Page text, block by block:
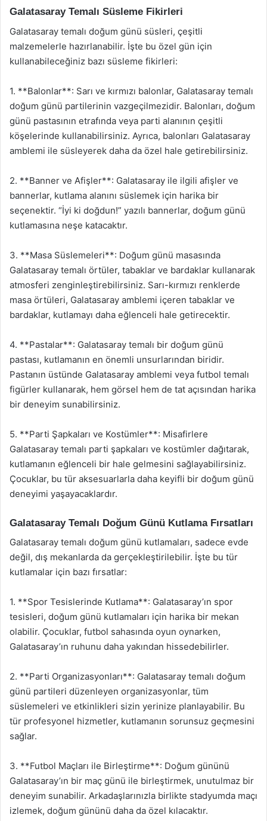
Galatasaray Temalı Süsleme Fikirleri
Galatasaray temalı doğum günü süsleri, çeşitli
malzemelerle hazırlanabilir. İşte bu özel gün için
kullanabileceğiniz bazı süsleme fikirleri:
1. **Balonlar**: Sarı ve kırmızı balonlar, Galatasaray temalı
doğum günü partilerinin vazgeçilmezidir. Balonları, doğum
günü pastasının etrafında veya parti alanının çeşitli
köşelerinde kullanabilirsiniz. Ayrıca, balonları Galatasaray
amblemi ile süsleyerek daha da özel hale getirebilirsiniz.
2. **Banner ve Afişler**: Galatasaray ile ilgili afişler ve
bannerlar, kutlama alanını süslemek için harika bir
seçenektir. “İyi ki doğdun!” yazılı bannerlar, doğum günü
kutlamasına neşe katacaktır.
3. **Masa Süslemeleri**: Doğum günü masasında
Galatasaray temalı örtüler, tabaklar ve bardaklar kullanarak
atmosferi zenginleştirebilirsiniz. Sarı-kırmızı renklerde
masa örtüleri, Galatasaray amblemi içeren tabaklar ve
bardaklar, kutlamayı daha eğlenceli hale getirecektir.
4. **Pastalar**: Galatasaray temalı bir doğum günü
pastası, kutlamanın en önemli unsurlarından biridir.
Pastanın üstünde Galatasaray amblemi veya futbol temalı
figürler kullanarak, hem görsel hem de tat açısından harika
bir deneyim sunabilirsiniz.
5. **Parti Şapkaları ve Kostümler**: Misafirlere
Galatasaray temalı parti şapkaları ve kostümler dağıtarak,
kutlamanın eğlenceli bir hale gelmesini sağlayabilirsiniz.
Çocuklar, bu tür aksesuarlarla daha keyifli bir doğum günü
deneyimi yaşayacaklardır.
Galatasaray Temalı Doğum Günü Kutlama Fırsatları
Galatasaray temalı doğum günü kutlamaları, sadece evde
değil, dış mekanlarda da gerçekleştirilebilir. İşte bu tür
kutlamalar için bazı fırsatlar:
1. **Spor Tesislerinde Kutlama**: Galatasaray’ın spor
tesisleri, doğum günü kutlamaları için harika bir mekan
olabilir. Çocuklar, futbol sahasında oyun oynarken,
Galatasaray’ın ruhunu daha yakından hissedebilirler.
2. **Parti Organizasyonları**: Galatasaray temalı doğum
günü partileri düzenleyen organizasyonlar, tüm
süslemeleri ve etkinlikleri sizin yerinize planlayabilir. Bu
tür profesyonel hizmetler, kutlamanın sorunsuz geçmesini
sağlar.
3. **Futbol Maçları ile Birleştirme**: Doğum gününü
Galatasaray’ın bir maç günü ile birleştirmek, unutulmaz bir
deneyim sunabilir. Arkadaşlarınızla birlikte stadyumda maçı
izlemek, doğum gününü daha da özel kılacaktır.